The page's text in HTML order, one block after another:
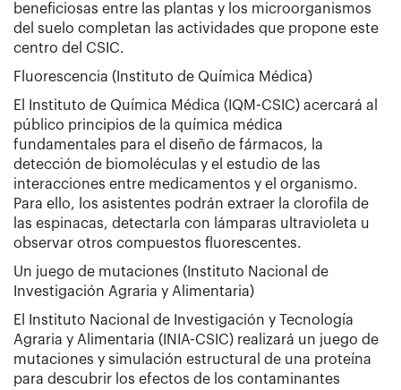
beneficiosas entre las plantas y los microorganismos
del suelo completan las actividades que propone este
centro del CSIC.
Fluorescencia (Instituto de Química Médica)
El Instituto de Química Médica (IQM-CSIC) acercará al
público principios de la química médica
fundamentales para el diseño de fármacos, la
detección de biomoléculas y el estudio de las
interacciones entre medicamentos y el organismo.
Para ello, los asistentes podrán extraer la clorofila de
las espinacas, detectarla con lámparas ultravioleta u
observar otros compuestos fluorescentes.
Un juego de mutaciones (Instituto Nacional de
Investigación Agraria y Alimentaria)
El Instituto Nacional de Investigación y Tecnología
Agraria y Alimentaria (INIA-CSIC) realizará un juego de
mutaciones y simulación estructural de una proteína
para descubrir los efectos de los contaminantes